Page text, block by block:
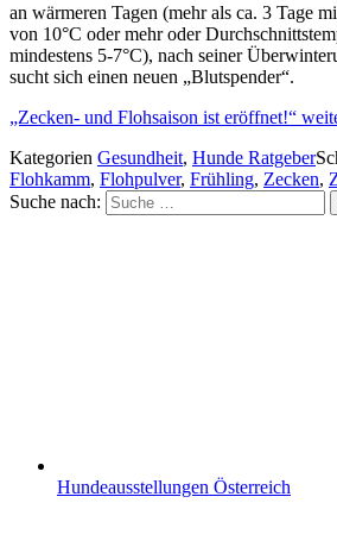
an wärmeren Tagen (mehr als ca. 3 Tage
von 10°C oder mehr oder
mindestens 5-7°C), nach seiner
sucht sich einen neuen „Blutspender“.
„Zecken- und Flohsaison ist eröffnet!“
Kategorien Gesundheit, Hunde Ratgeber
Flohkamm, Flohpulver, Frühling, Zecken,
Suche nach:
Hundeausstellungen Österreich